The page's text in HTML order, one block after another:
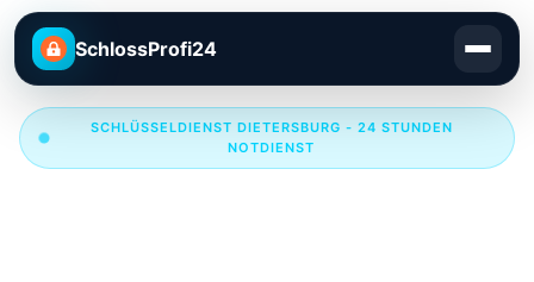
SchlossProfi24
SCHLÜSSELDIENST DIETERSBURG - 24 STUNDEN
NOTDIENST